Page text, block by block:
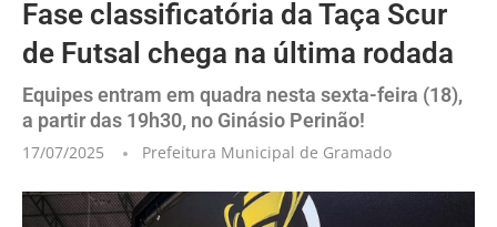
Fase classificatória da Taça Scur
de Futsal chega na última rodada
Equipes entram em quadra nesta sexta-feira (18),
a partir das 19h30, no Ginásio Perinão!
17/07/2025 Prefeitura Municipal de Gramado